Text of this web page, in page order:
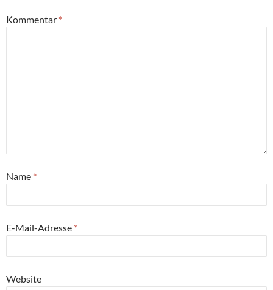
Kommentar *
Name *
E-Mail-Adresse *
Website